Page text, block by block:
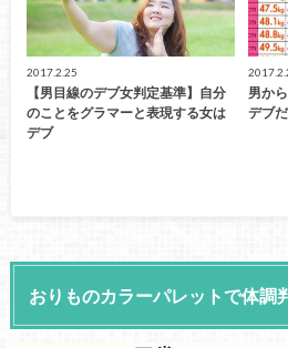
2017.2.25
【男目線のデブ女判定基準】自分
のことをグラマーと表現する女は
デブ
男か
デブ
おりものカラーパレットで体調